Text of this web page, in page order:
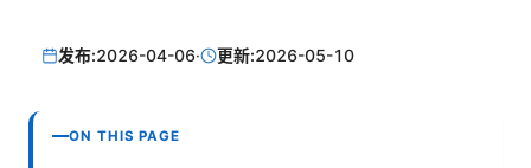
发布:2026-04-06· 更新:2026-05-10
ON THIS PAGE